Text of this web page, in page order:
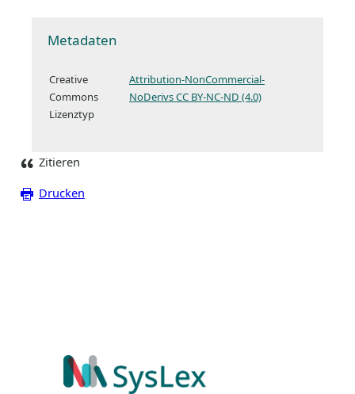
Metadaten
Creative
Commons
Lizenztyp
Attribution-NonCommercial-
NoDerivs CC BY-NC-ND (4.0)
Zitieren
Drucken